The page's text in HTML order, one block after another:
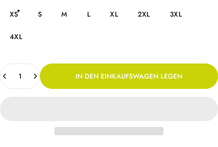
XS S M L XL 2XL 3XL
4XL
Anzahl
IN DEN EINKAUFSWAGEN LEGEN